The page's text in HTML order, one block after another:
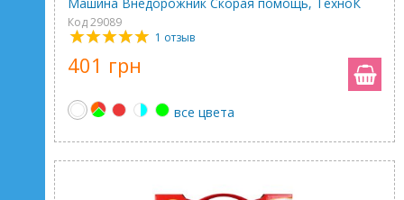
Код 29089
1 отзыв
401 грн
все цвета